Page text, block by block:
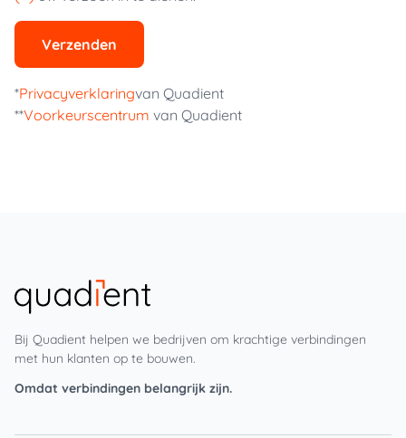
Verzenden
*Privacyverklaringvan Quadient
**Voorkeurscentrum van Quadient
Bij Quadient helpen we bedrijven om krachtige verbindingen
met hun klanten op te bouwen.
Omdat verbindingen belangrijk zijn.